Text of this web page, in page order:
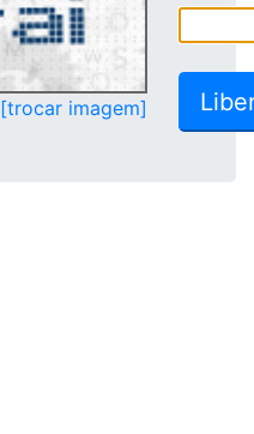
[trocar imagem]